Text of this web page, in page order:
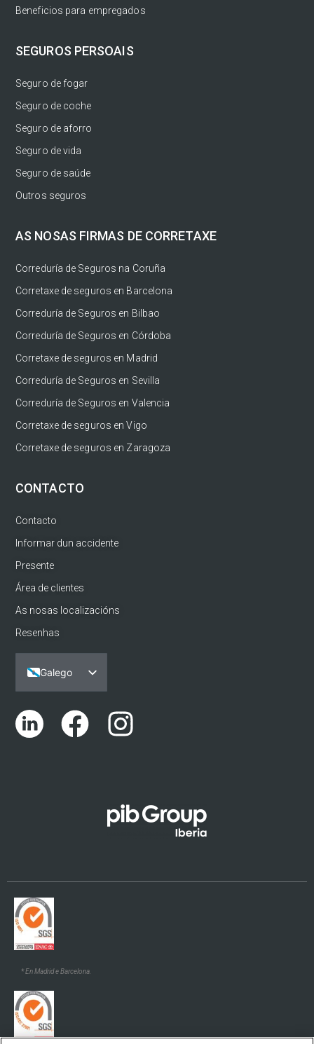
Beneficios para empregados
SEGUROS PERSOAIS
Seguro de fogar
Seguro de coche
Seguro de aforro
Seguro de vida
Seguro de saúde
Outros seguros
AS NOSAS FIRMAS DE CORRETAXE
Correduría de Seguros na Coruña
Corretaxe de seguros en Barcelona
Correduría de Seguros en Bilbao
Correduría de Seguros en Córdoba
Corretaxe de seguros en Madrid
Correduría de Seguros en Sevilla
Correduría de Seguros en Valencia
Corretaxe de seguros en Vigo
Corretaxe de seguros en Zaragoza
CONTACTO
Contacto
Informar dun accidente
Presente
Área de clientes
As nosas localizacións
Resenhas
Galego
Español
Português
* En Madrid e Barcelona.